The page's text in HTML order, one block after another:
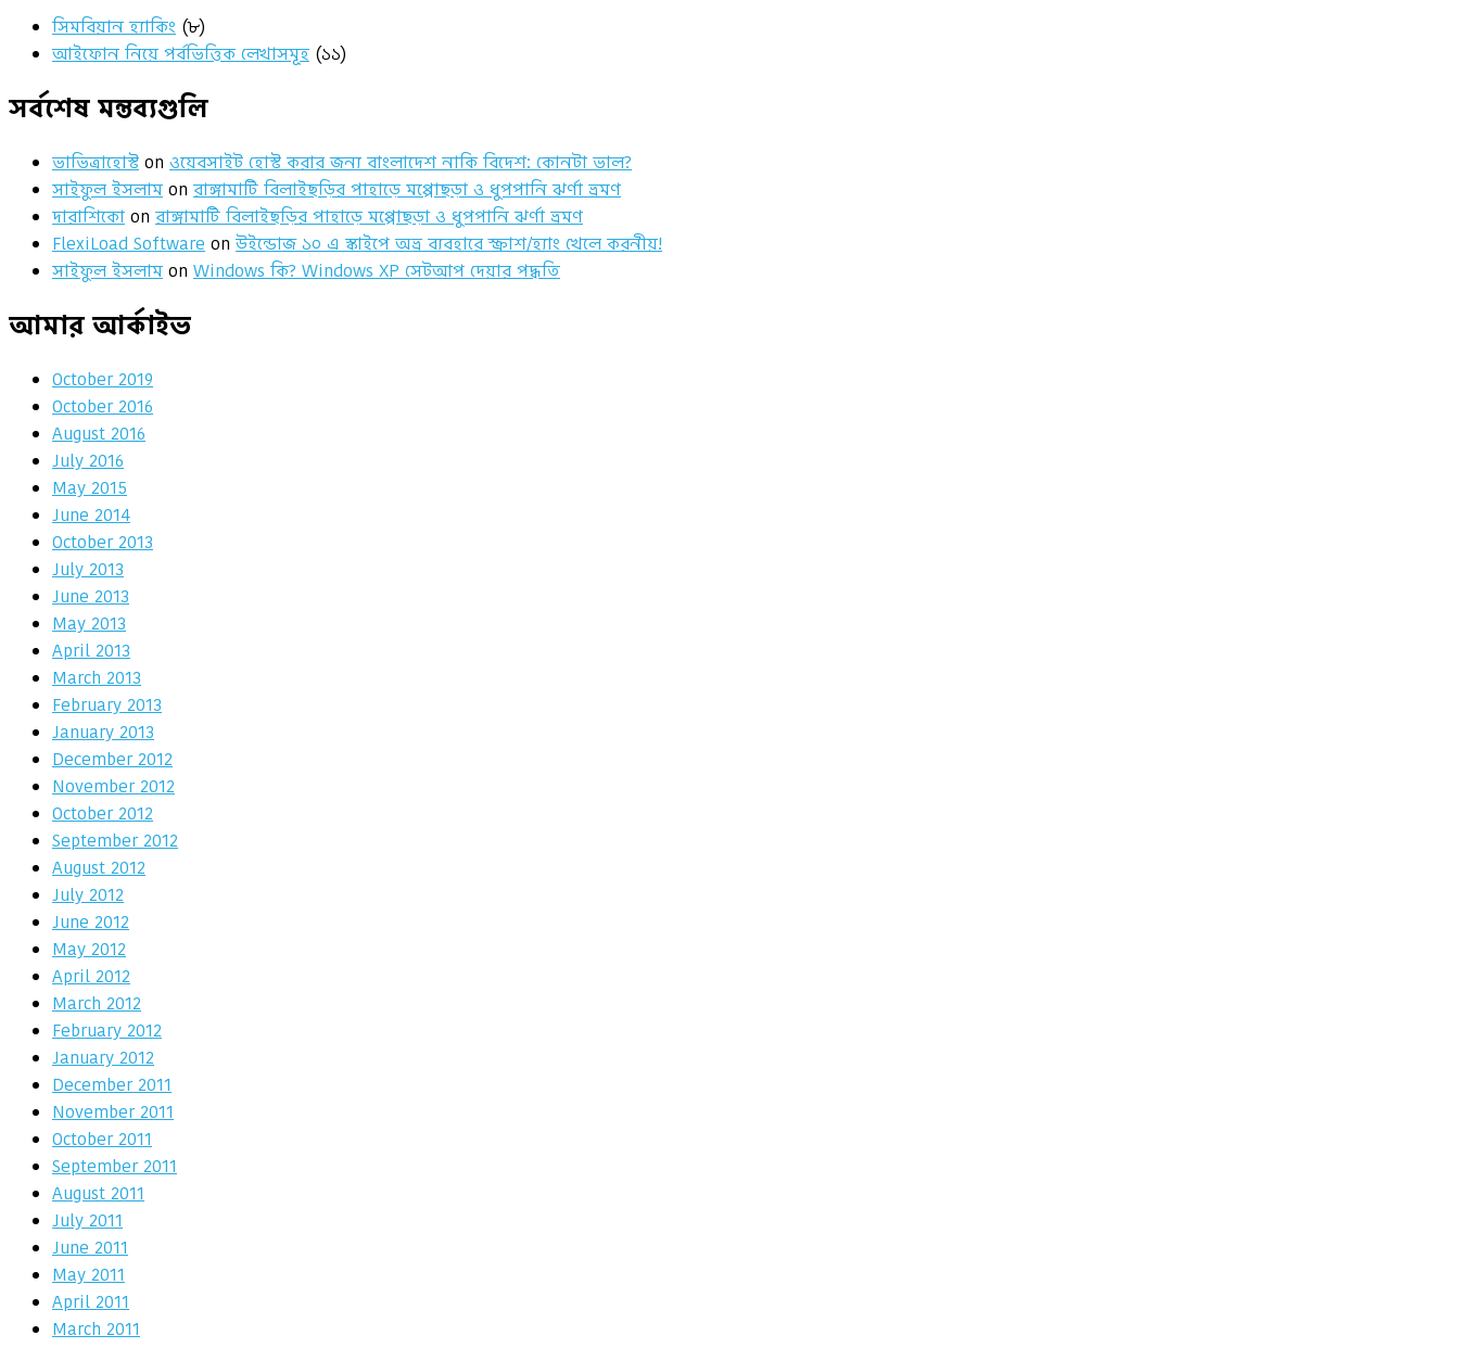
সিমবিয়ান হ্যাকিং (৮)
আইফোন নিয়ে পর্বভিত্তিক লেখাসমূহ (১১)
সর্বশেষ মন্তব্যগুলি
ভাভিত্রাহোস্ট on ওয়েবসাইট হোস্ট করার জন্য বাংলাদেশ নাকি বিদেশ: কোনটা ভাল?
সাইফুল ইসলাম on রাঙ্গামাটি বিলাইছড়ির পাহাড়ে মপ্পোছড়া ও ধুপপানি ঝর্ণা ভ্রমণ
দারাশিকো on রাঙ্গামাটি বিলাইছড়ির পাহাড়ে মপ্পোছড়া ও ধুপপানি ঝর্ণা ভ্রমণ
FlexiLoad Software on উইন্ডোজ ১০ এ স্কাইপে অভ্র ব্যবহারে স্ক্রাশ/হ্যাং খেলে করনীয়!
সাইফুল ইসলাম on Windows কি? Windows XP সেটআপ দেয়ার পদ্ধতি
আমার আর্কাইভ
October 2019
October 2016
August 2016
July 2016
May 2015
June 2014
October 2013
July 2013
June 2013
May 2013
April 2013
March 2013
February 2013
January 2013
December 2012
November 2012
October 2012
September 2012
August 2012
July 2012
June 2012
May 2012
April 2012
March 2012
February 2012
January 2012
December 2011
November 2011
October 2011
September 2011
August 2011
July 2011
June 2011
May 2011
April 2011
March 2011